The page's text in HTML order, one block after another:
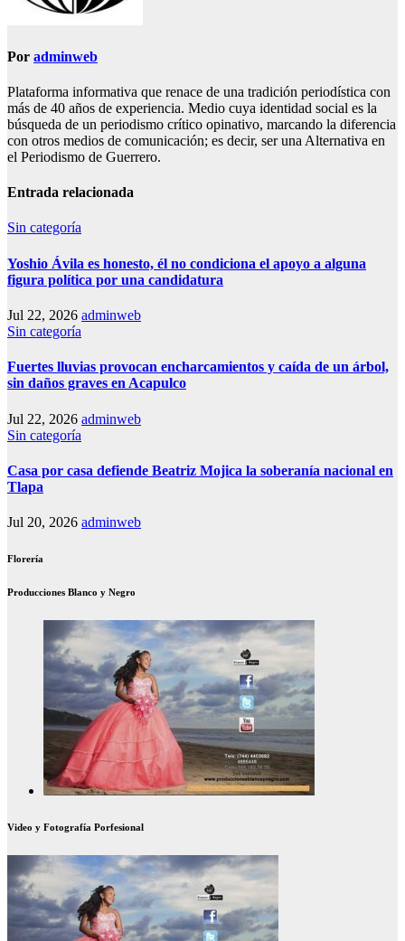
Por adminweb
Plataforma informativa que renace de una tradición periodística con
más de 40 años de experiencia. Medio cuya identidad social es la
búsqueda de un periodismo crítico opinativo, marcando la diferencia
con otros medios de comunicación; es decir, ser una Alternativa en
el Periodismo de Guerrero.
Entrada relacionada
Sin categoría
Yoshio Ávila es honesto, él no condiciona el apoyo a alguna
figura política por una candidatura
Jul 22, 2026 adminweb
Sin categoría
Fuertes lluvias provocan encharcamientos y caída de un árbol,
sin daños graves en Acapulco
Jul 22, 2026 adminweb
Sin categoría
Casa por casa defiende Beatriz Mojica la soberanía nacional en
Tlapa
Jul 20, 2026 adminweb
Florería
Producciones Blanco y Negro
Video y Fotografía Porfesional